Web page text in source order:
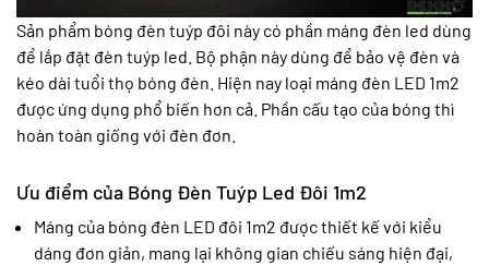
Sản phẩm bóng đèn tuýp đôi này có phần máng đèn led dùng
để lắp đặt đèn tuýp led. Bộ phận này dùng để bảo vệ đèn và
kéo dài tuổi thọ bóng đèn. Hiện nay loại máng đèn LED 1m2
được ứng dụng phổ biến hơn cả. Phần cấu tạo của bóng thì
hoàn toàn giống với đèn đơn.
Ưu điểm của Bóng Đèn Tuýp Led Đôi 1m2
Máng của bóng đèn LED đôi 1m2 được thiết kế với kiểu
dáng đơn giản, mang lại không gian chiếu sáng hiện đại,